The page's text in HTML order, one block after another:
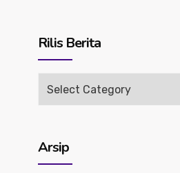
Rilis Berita
Rilis
Arsip